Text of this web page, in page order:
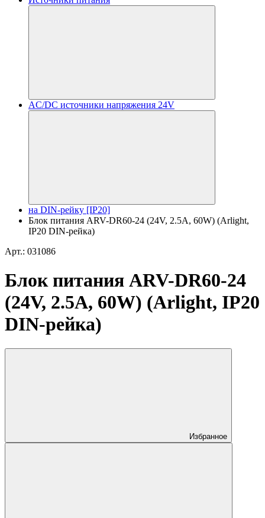
AC/DC источники напряжения 24V
на DIN-рейку [IP20]
Блок питания ARV-DR60-24 (24V, 2.5A, 60W) (Arlight,
IP20 DIN-рейка)
Арт.: 031086
Блок питания ARV-DR60-24
(24V, 2.5A, 60W) (Arlight, IP20
DIN-рейка)
Избранное